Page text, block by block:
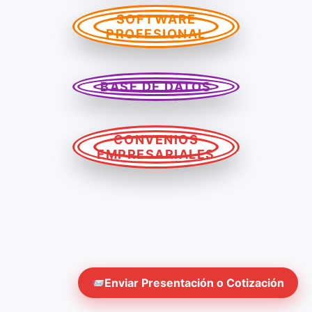
SOFTWARE
PROFESIONAL
BASE DE DATOS
CONVENIOS
EMPRESARIALES
Enviar Presentación o Cotización